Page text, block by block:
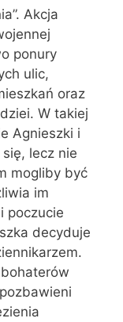
Akcja
ponury
ulic,
oraz
W takiej
Agnieszki i
lecz nie
mogliby być
im
poczucie
decyduje